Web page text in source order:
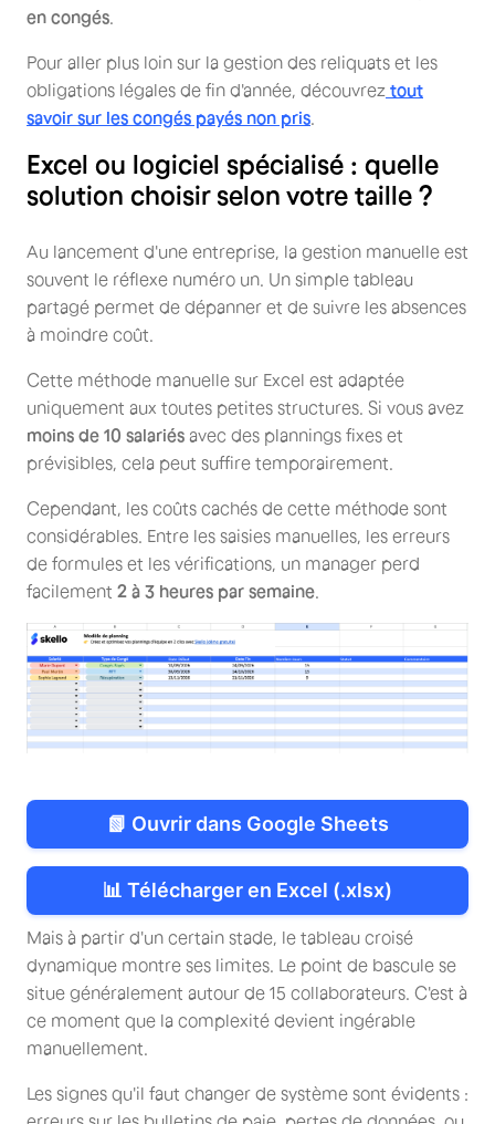
en congés
Pour aller plus loin sur la gestion des reliquats et les
obligations légales de fin d'année, découvrez tout
savoir sur les congés payés non pris
Excel ou logiciel spécialisé : quelle
solution choisir selon votre taille ?
Au lancement d'une entreprise, la gestion manuelle est
souvent le réflexe numéro un. Un simple tableau
partagé permet de dépanner et de suivre les absences
à moindre coût.
Cette méthode manuelle sur Excel est adaptée
uniquement aux toutes petites structures. Si vous avez
moins de 10 salariés avec des plannings fixes et
prévisibles, cela peut suffire temporairement.
Cependant, les coûts cachés de cette méthode sont
considérables. Entre les saisies manuelles, les erreurs
de formules et les vérifications, un manager perd
facilement 2 à 3 heures par semaine
📗 Ouvrir dans Google Sheets
📊 Télécharger en Excel (.xlsx)
Mais à partir d'un certain stade, le tableau croisé
dynamique montre ses limites. Le point de bascule se
situe généralement autour de 15 collaborateurs. C'est à
ce moment que la complexité devient ingérable
manuellement.
Les signes qu'il faut changer de système sont évidents :